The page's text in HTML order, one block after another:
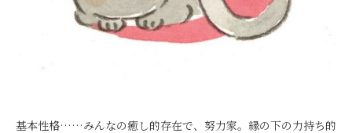
基本性格……みんなの癒し的存在で、努力家。縁の下の力持ち的